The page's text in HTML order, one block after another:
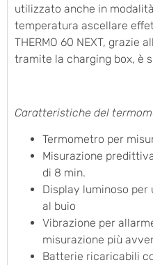
utilizzato anche in
temperatura ascellare
THERMO 60 NEXT, grazie
tramite la charging box, è
Caratteristiche del
Termometro per
Misurazione
di 8 min.
Display luminoso
al buio
Vibrazione per
misurazione più
Batterie ricaricabili